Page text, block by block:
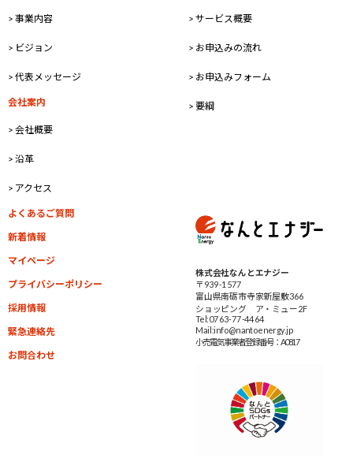
> 事業内容
> ビジョン
> 代表メッセージ
会社案内
> 会社概要
> 沿革
> アクセス
> サービス概要
> お申込みの流れ
> お申込みフォーム
> 要綱
よくあるご質問
新着情報
マイページ
プライバシーポリシー
採用情報
緊急連絡先
お問合わせ
株式会社なんとエナジー
〒939-1577
富山県南砺市寺家新屋敷366
ショッピング ア・ミュー2F
Tel:0763-77-4464
Mail:info@nantoenergy.jp
小売電気事業者登録番号：A0817